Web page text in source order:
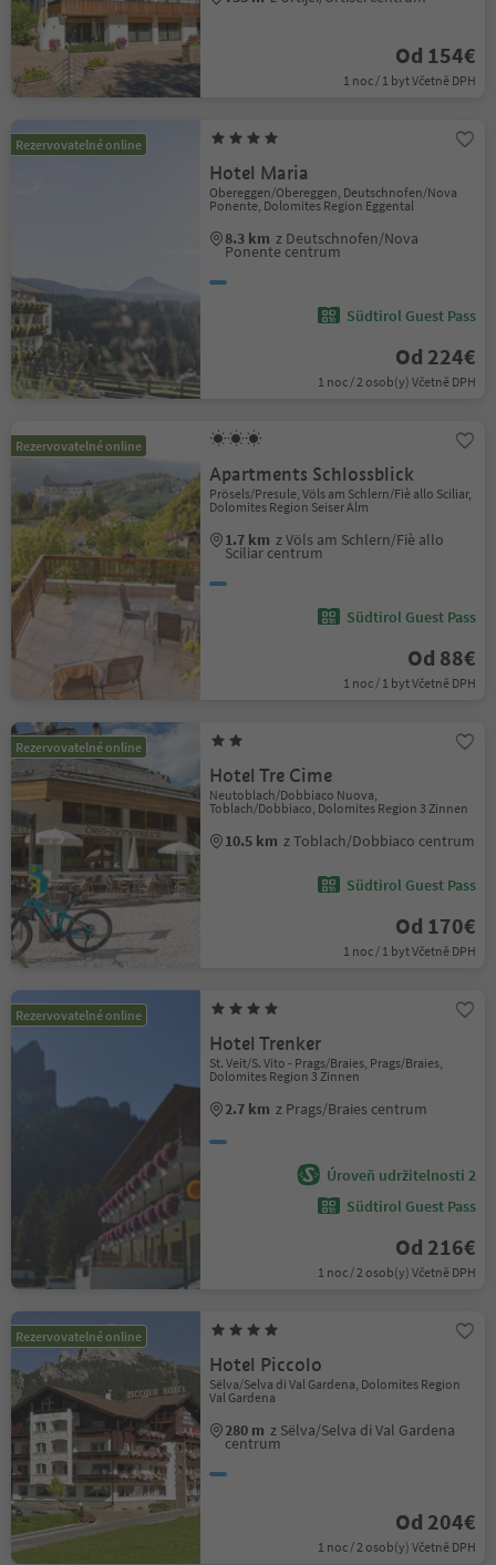
Od 154€
1 noc / 1 byt Včetně DPH
Rezervovatelné online
Hotel Maria
Obereggen/Obereggen, Deutschnofen/Nova
Ponente, Dolomites Region Eggental
8.3 km z Deutschnofen/Nova
Ponente centrum
Südtirol Guest Pass
Od 224€
1 noc / 2 osob(y) Včetně DPH
Rezervovatelné online
Apartments Schlossblick
Prösels/Presule, Völs am Schlern/Fiè allo Sciliar,
Dolomites Region Seiser Alm
1.7 km z Völs am Schlern/Fiè allo
Sciliar centrum
Südtirol Guest Pass
Od 88€
1 noc / 1 byt Včetně DPH
Rezervovatelné online
Hotel Tre Cime
Neutoblach/Dobbiaco Nuova,
Toblach/Dobbiaco, Dolomites Region 3 Zinnen
10.5 km z Toblach/Dobbiaco centrum
Südtirol Guest Pass
Od 170€
1 noc / 1 byt Včetně DPH
Rezervovatelné online
Hotel Trenker
St. Veit/S. Vito - Prags/Braies, Prags/Braies,
Dolomites Region 3 Zinnen
2.7 km z Prags/Braies centrum
Úroveň udržitelnosti 2
Südtirol Guest Pass
Od 216€
1 noc / 2 osob(y) Včetně DPH
Rezervovatelné online
Hotel Piccolo
Sëlva/Selva di Val Gardena, Dolomites Region
Val Gardena
280 m z Sëlva/Selva di Val Gardena
centrum
Od 204€
1 noc / 2 osob(y) Včetně DPH